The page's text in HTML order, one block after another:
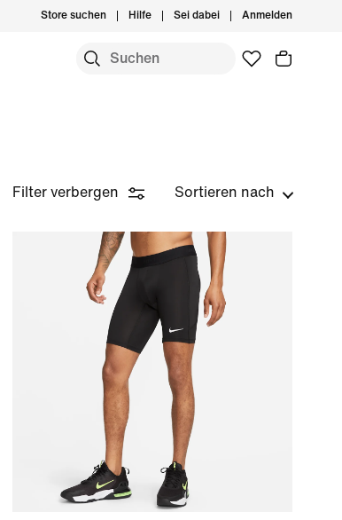
Store suchen Hilfe Sei dabei Anmelden
Filter verbergen Sortieren nach